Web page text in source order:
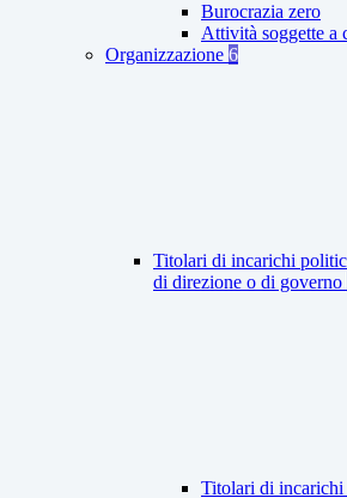
Burocrazia zero
Attività soggette a
Organizzazione 6
Titolari di incarichi
di direzione o di governo
Titolari di